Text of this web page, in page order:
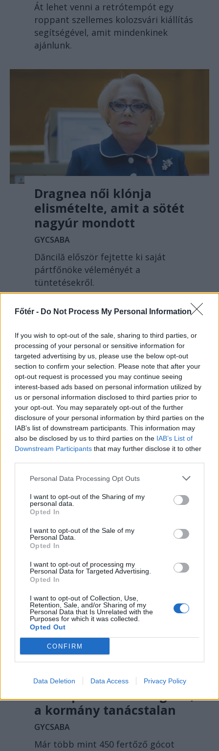
Főtér - Do Not Process My Personal Information
If you wish to opt-out of the sale, sharing to third parties, or
processing of your personal or sensitive information for
targeted advertising by us, please use the below opt-out
section to confirm your selection. Please note that after your
opt-out request is processed you may continue seeing
interest-based ads based on personal information utilized by
us or personal information disclosed to third parties prior to
your opt-out. You may separately opt-out of the further
disclosure of your personal information by third parties on the
IAB’s list of downstream participants. This information may
also be disclosed by us to third parties on the IAB’s List of
Downstream Participants that may further disclose it to other
Personal Data Processing Opt Outs
I want to opt-out of the Sharing of my
personal data.
Opted In
I want to opt-out of the Sale of my
Personal Data.
Opted In
I want to opt-out of processing my
Personal Data for Targeted Advertising.
Opted In
I want to opt-out of Collection, Use,
Retention, Sale, and/or Sharing of my
Personal Data that Is Unrelated with the
Purposes for which it was collected.
Opted Out
CONFIRM
Data Deletion Data Access Privacy Policy
Át lehet venni a retrótempót egy
roppant szellemes kolozsvári kiállítás
segítségével, amit mindenkinek
ajánlunk.
Dragnea női klónja
elismételte, amit a sötét
nagyúr mondott
GYCSABA
Dăncilă először fejtette ki saját
pártfőnöke véleményét a
tüntetésekről.
A román-magyar határ
újabb pontján nyílhat
állandó átkelőhely
MTÍMEA
De ehhez arra van szükség, hogy a két
ország belügyminisztériuma
jóváhagyja Bihar és Hajdú-Bihar megye
önkormányzati vezetőinek beadványát.
Terjed az afrikai
sertéspestis az országban,
a kormány tanácstalan
GYCSABA
Már több mint 450 fertőző gócot